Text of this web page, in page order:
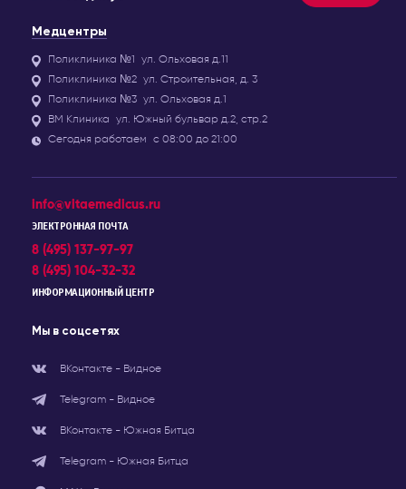
Медцентры
Поликлиника №1 ул. Ольховая д.11
Поликлиника №2 ул. Строительная, д. 3
Поликлиника №3 ул. Ольховая д.1
ВМ Клиника ул. Южный бульвар д.2, стр.2
Сегодня работаем с 08:00 до 21:00
info@vitaemedicus.ru
ЭЛЕКТРОННАЯ ПОЧТА
8 (495) 137-97-97
8 (495) 104-32-32
ИНФОРМАЦИОННЫЙ ЦЕНТР
Мы в соцсетях
ВКонтакте - Видное
Telegram - Видное
ВКонтакте - Южная Битца
Telegram - Южная Битца